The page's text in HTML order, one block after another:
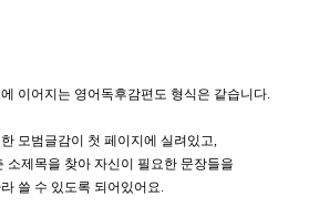
이어지는 영어독후감편도​ 형식은 같습니다.
모범글감이 첫 페이지에 실려있고,
소제목을 찾아 자신이 필요한 문장들을
쓸 수 있도록 되어있어요.​